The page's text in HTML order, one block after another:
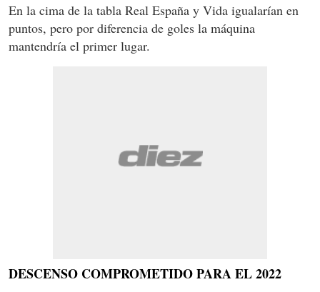
En la cima de la tabla Real España y Vida igualarían en
puntos, pero por diferencia de goles la máquina
mantendría el primer lugar.
DESCENSO COMPROMETIDO PARA EL 2022